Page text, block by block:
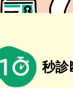
秒診